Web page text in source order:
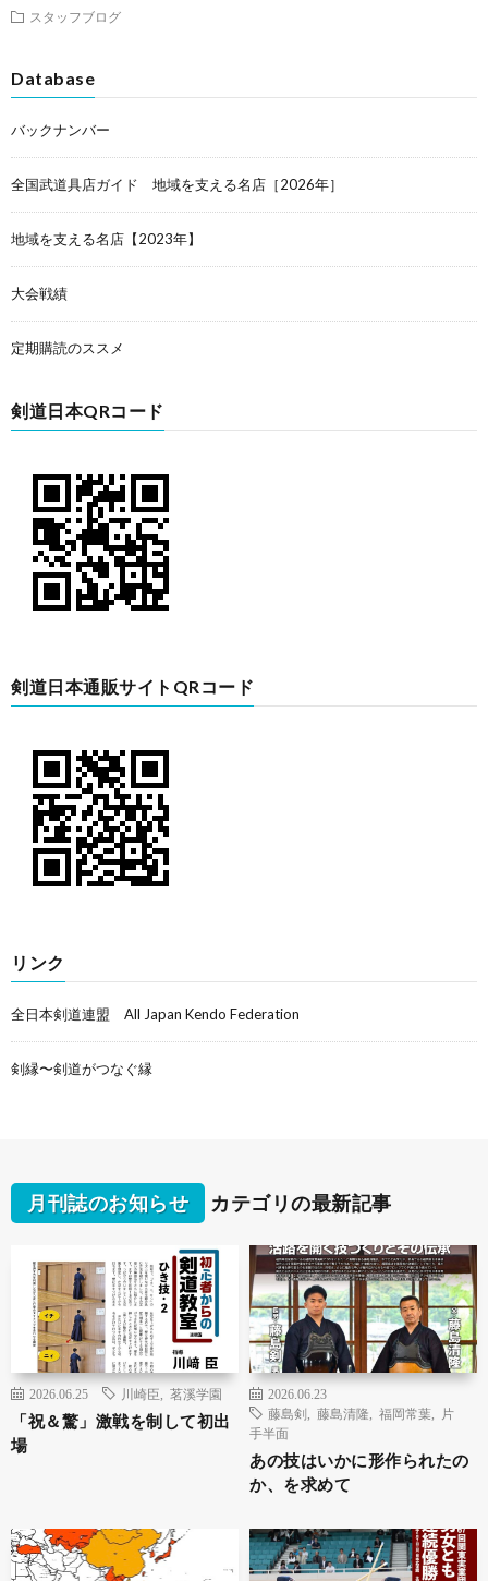
スタッフブログ
Database
バックナンバー
全国武道具店ガイド 地域を支える名店［2026年］
地域を支える名店【2023年】
大会戦績
定期購読のススメ
剣道日本QRコード
剣道日本通販サイトQRコード
リンク
全日本剣道連盟 All Japan Kendo Federation
剣縁〜剣道がつなぐ縁
月刊誌のお知らせ カテゴリの最新記事
2026.06.25 川崎臣 茗溪学園
「祝＆驚」激戦を制して初出
場
2026.06.23
藤島剣
藤島清隆 福岡常葉
片
手半面
あの技はいかに形作られたの
か、を求めて